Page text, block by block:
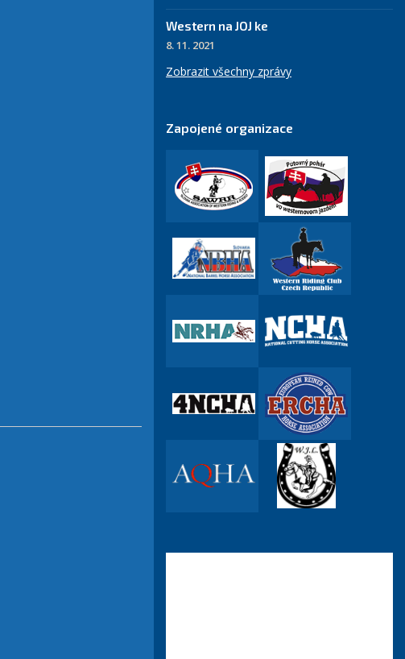
Western na JOJ ke
8. 11. 2021
Zobrazit všechny zprávy
Zapojené organizace